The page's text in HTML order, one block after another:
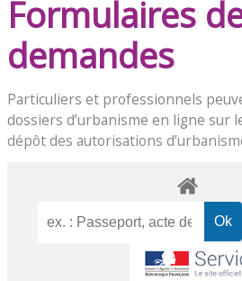
Formulaires
demandes
Particuliers et professionnels
dossiers d’urbanisme en ligne sur
dépôt des autorisations